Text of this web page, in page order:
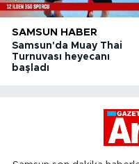
SAMSUN HABER
Samsun'da Muay Thai
Turnuvası heyecanı
başladı